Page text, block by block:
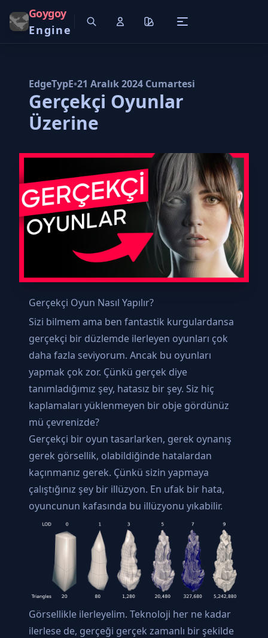
Goygoy
Engine
EdgeTypE•21 Aralık 2024 Cumartesi
Gerçekçi Oyunlar
Üzerine
Gerçekçi Oyun Nasıl Yapılır?
Sizi bilmem ama ben fantastik kurgulardansa
gerçekçi bir düzlemde ilerleyen oyunları çok
daha fazla seviyorum. Ancak bu oyunları
yapmak çok zor. Çünkü gerçek diye
tanımladığımız şey, hatasız bir şey. Siz hiç
kaplamaları yüklenmeyen bir obje gördünüz
mü çevrenizde?
Gerçekçi bir oyun tasarlarken, gerek oynanış
gerek görsellik, olabildiğinde hatalardan
kaçınmanız gerek. Çünkü sizin yapmaya
çalıştığınız şey bir illüzyon. En ufak bir hata,
oyuncunun kafasında bu illüzyonu yıkabilir.
Görsellikle ilerleyelim. Teknoloji her ne kadar
ilerlese de, gerçeği gerçek zamanlı bir şekilde